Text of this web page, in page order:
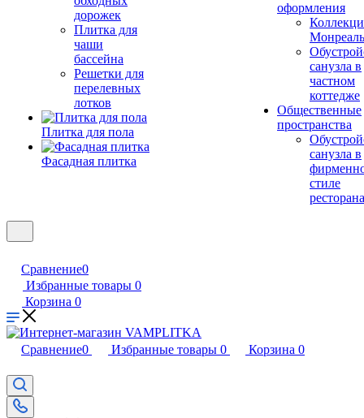
дорожек
Плитка для
чаши
бассейна
Решетки для
перелевных
лотков
Плитка для пола
Фасадная плитка
оформления
Монреаль
санузла в
частном
коттедже
Общественные
пространства
санузла в
стиле
ресторана
Сравнение0
Избранные товары 0
Корзина 0
Сравнение0 Избранные товары 0 Корзина 0